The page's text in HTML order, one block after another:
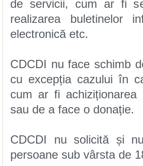
electronică etc.
sau de a face o donație.
persoane sub vârsta de